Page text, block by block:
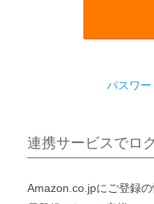
パスワー
連携サービスでロ
Amazon.co.jpにご登録